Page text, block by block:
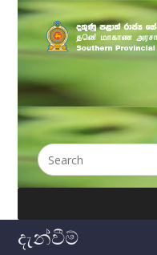
දැන්වීම්